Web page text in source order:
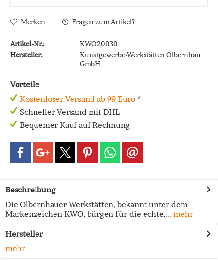
Merken Fragen zum Artikel?
Artikel-Nr.:
KWO20030
Hersteller:
Kunstgewerbe-Werkstätten Olbernhau
GmbH
Vorteile
Kostenloser Versand ab 99 Euro *
Schneller Versand mit DHL
Bequemer Kauf auf Rechnung
Beschreibung
Die Olbernhauer Werkstätten, bekannt unter dem
Markenzeichen KWO, bürgen für die echte,... mehr
Hersteller
mehr